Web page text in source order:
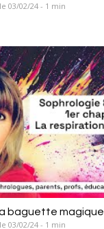
03/02/24 - 1 min
baguette magique
03/02/24 - 1 min